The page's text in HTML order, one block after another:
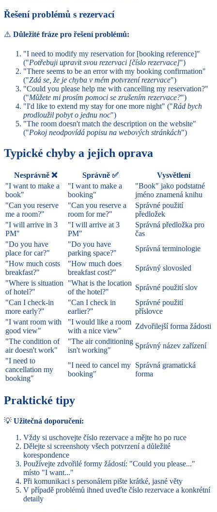
Řešení problémů s rezervací
⚠️ Důležité fráze pro řešení problémů:
"I need to modify my reservation for [booking reference]"
("Potřebuji upravit svou rezervaci [číslo rezervace]")
"There seems to be an error with my booking confirmation"
("Zdá se, že je chyba v mém potvrzení rezervace")
"Could you please help me with cancelling my reservation?"
("Můžete mi prosím pomoci se zrušením rezervace?")
"I'd like to extend my stay for one more night" ("Rád bych
prodloužil pobyt o jednu noc")
"The room doesn't match the description on the website"
("Pokoj neodpovídá popisu na webových stránkách")
Typické chyby a jejich oprava
Nesprávně ❌ Správně ✅
Vysvětlení
"I want to make a
book"
"I want to make a
booking"
"Book" jako podstatné
jméno znamená knihu
"Can you reserve
me a room?"
"Can you reserve a
room for me?"
Správné použití
předložek
"I will arrive in 3
PM"
"I will arrive at 3
PM"
Správná předložka pro
čas
"Do you have
place for car?"
"Do you have
parking space?"
Správná terminologie
"How much costs
breakfast?"
"How much does
breakfast cost?"
Správný slovosled
"Where is situation
of hotel?"
"What is the location
of the hotel?"
Správné použití slov
"Can I check-in
more early?"
"Can I check in
earlier?"
Správné použití
příslovce
"I want room with
good view"
"I would like a room
with a nice view"
Zdvořilejší forma žádosti
"The condition of
air doesn't work"
"The air conditioning
isn't working"
Správný název zařízení
"I need to
cancellation my
booking"
"I need to cancel my
booking"
Správná gramatická
forma
Praktické tipy
💡 Užitečná doporučení:
Vždy si uschovejte číslo rezervace a mějte ho po ruce
Dělejte si screenshoty všech potvrzení a důležité
korespondence
Používejte zdvořilé formy žádostí: "Could you please..."
místo "I want..."
Při komunikaci s personálem pište krátké, jasné věty
V případě problémů ihned uveďte číslo rezervace a konkrétní
detaily